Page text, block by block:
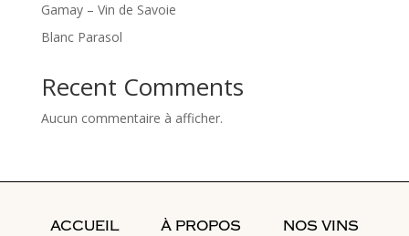
Gamay – Vin de Savoie
Blanc Parasol
Recent Comments
Aucun commentaire à afficher.
ACCUEIL À PROPOS
NOS VINS